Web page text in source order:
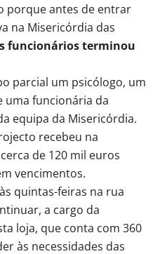
porque antes de entrar
na Misericórdia das
funcionários terminou
parcial um psicólogo, um
uma funcionária da
equipa da Misericórdia.
recebeu na
de 120 mil euros
vencimentos.
quintas-feiras na rua
a cargo da
loja, que conta com 360
às necessidades das